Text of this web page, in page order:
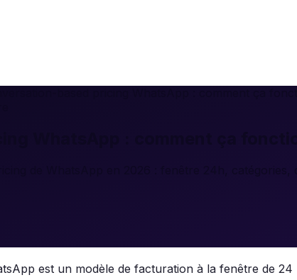
de WhatsApp en 2026 : fenêtre 24h,
est un modèle de facturation à la fenêtre de 24